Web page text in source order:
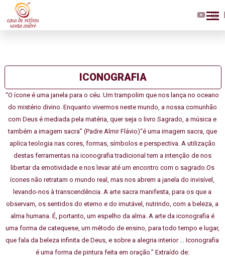
ICONOGRAFIA
“O ícone é uma janela para o céu. Um trampolim que nos lança no oceano
do mistério divino. Enquanto vivermos neste mundo, a nossa comunhão
com Deus é mediada pela matéria, quer seja o livro Sagrado, a música e
também a imagem sacra” (Padre Almir Flávio)“é uma imagem sacra, que
aplica teologia nas cores, formas, símbolos e perspectiva. A utilização
destas ferramentas na iconografia tradicional tem a intenção de nos
libertar da emotividade e nos levar até um encontro com o sagrado.Os
ícones não retratam o mundo real, mas nos abrem a janela do invisível,
levando-nos à transcendência. A arte sacra manifesta, para os que a
observam, os sentidos do eterno e do imutável, nutrindo, com a beleza, a
alma humana. É, portanto, um espelho da alma. A arte da iconografia é
uma forma de catequese, um método de ensino, para todo tempo e lugar,
que fala da beleza infinita de Deus, e sobre a alegria interior ... Iconografia
é uma forma de pintura feita em oração.” Extraído de: